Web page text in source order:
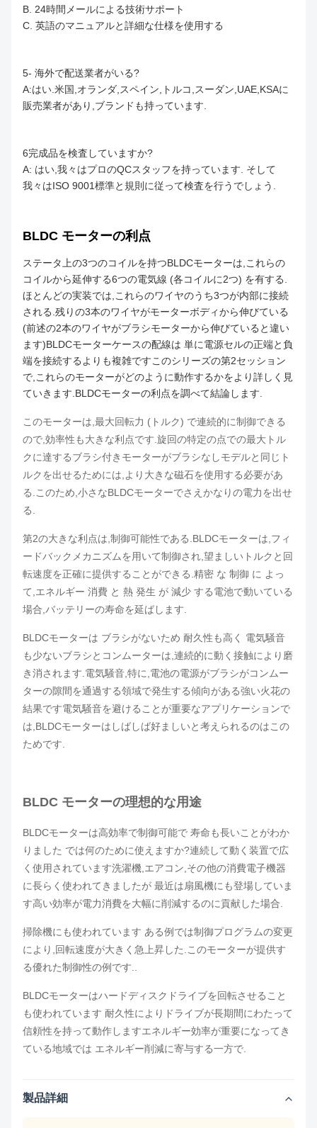
B. 24時間メールによる技術サポート
C. 英語のマニュアルと詳細な仕様を使用する
5- 海外で配送業者がいる?
A:はい.米国,オランダ,スペイン,トルコ,スーダン,UAE,KSAに
販売業者があり,ブランドも持っています.
6完成品を検査していますか?
A: はい,我々はプロのQCスタッフを持っています. そして
我々はISO 9001標準と規則に従って検査を行うでしょう.
BLDC モーターの利点
ステータ上の3つのコイルを持つBLDCモーターは,これらの
コイルから延伸する6つの電気線 (各コイルに2つ) を有する.
ほとんどの実装では,これらのワイヤのうち3つが内部に接続
される.残りの3本のワイヤがモーターボディから伸びている
(前述の2本のワイヤがブラシモーターから伸びていると違い
ます)BLDCモーターケースの配線は 単に電源セルの正端と負
端を接続するよりも複雑ですこのシリーズの第2セッション
で,これらのモーターがどのように動作するかをより詳しく見
ていきます.BLDCモーターの利点を調べて結論します.
このモーターは,最大回転力 (トルク) で連続的に制御できる
ので,効率性も大きな利点です.旋回の特定の点での最大トル
クに達するブラシ付きモーターがブラシなしモデルと同じト
ルクを出せるためには,より大きな磁石を使用する必要があ
る.このため,小さなBLDCモーターでさえかなりの電力を出せ
る.
第2の大きな利点は,制御可能性である.BLDCモーターは,フィ
ードバックメカニズムを用いて制御され,望ましいトルクと回
転速度を正確に提供することができる.精密 な 制御 に よっ
て,エネルギー 消費 と 熱 発生 が 減少 する電池で動いている
場合,バッテリーの寿命を延ばします.
BLDCモーターは ブラシがないため 耐久性も高く 電気騒音
も少ないブラシとコンムーターは,連続的に動く接触により磨
き消されます.電気騒音,特に,電池の電源がブラシがコンムー
ターの隙間を通過する領域で発生する傾向がある強い火花の
結果です電気騒音を避けることが重要なアプリケーションで
は,BLDCモーターはしばしば好ましいと考えられるのはこの
ためです.
BLDC モーターの理想的な用途
BLDCモーターは高効率で制御可能で 寿命も長いことがわか
りました では何のために使えますか?連続して動く装置で広
く使用されています洗濯機,エアコン,その他の消費電子機器
に長らく使われてきましたが 最近は扇風機にも登場していま
す高い効率が電力消費を大幅に削減するのに貢献した場合.
掃除機にも使われています ある例では制御プログラムの変更
により,回転速度が大きく急上昇した.このモーターが提供す
る優れた制御性の例です..
BLDCモーターはハードディスクドライブを回転させること
も使われています 耐久性によりドライブが長期間にわたって
信頼性を持って動作しますエネルギー効率が重要になってき
ている地域では エネルギー削減に寄与する一方で.
製品詳細